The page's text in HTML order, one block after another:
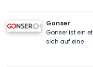
Gonser
Gonser ist ein
sich auf eine